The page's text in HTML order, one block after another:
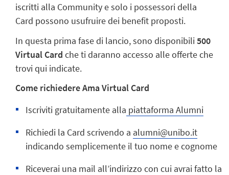
iscritti alla Community e solo i possessori della
Card possono usufruire dei benefit proposti.
In questa prima fase di lancio, sono disponibili500
Virtual Card che ti daranno accesso alle offerte che
trovi qui indicate.
Come richiedere Ama Virtual Card
Iscriviti gratuitamente alla piattaforma Alumni
Richiedi la Card scrivendo a alumni@unibo.it
indicando semplicemente il tuo nome e cognome
Riceverai una mail all’indirizzo con cui avrai fatto la